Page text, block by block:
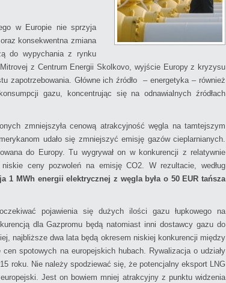
w Europie nie sprzyja
konsekwentna zmiana
do wypychania z rynku
z Centrum Energii Skolkovo, wyjście Europy z kryzysu
zapotrzebowania. Główne ich źródło – energetyka – również
gazu, koncentrując się na odnawialnych źródłach
zmniejszyła cenową atrakcyjność węgla na tamtejszym
udało się zmniejszyć emisję gazów cieplarnianych.
do Europy. Tu wygrywał on w konkurencji z relatywnie
ceny pozwoleń na emisję CO2. W rezultacie, według
1 MWh energii elektrycznej z węgla była o 50 EUR tańsza
pojawienia się dużych ilości gazu łupkowego na
dla Gazpromu będą natomiast inni dostawcy gazu do
najbliższe dwa lata będą okresem niskiej konkurencji między
spotowych na europejskich hubach. Rywalizacja o udziały
roku. Nie należy spodziewać się, że potencjalny eksport LNG
Jest on bowiem mniej atrakcyjny z punktu widzenia